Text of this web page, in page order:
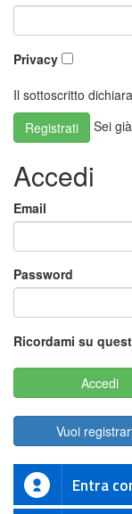
Privacy
Il sottoscritto
Registrati
Sei
Accedi
Email
Password
Ricordami su
Vuoi
Entra